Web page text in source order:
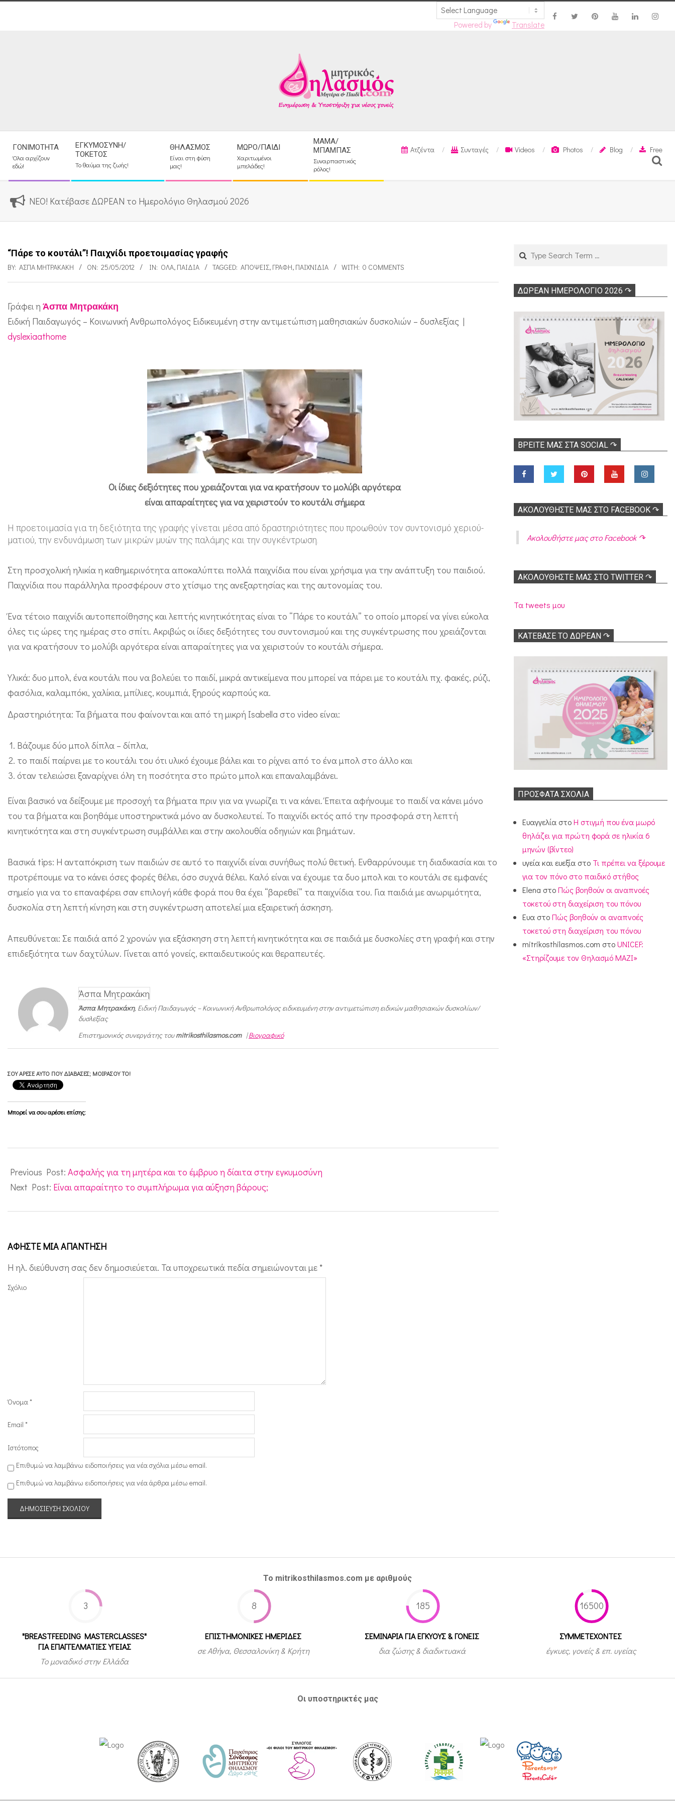
Powered by Translate
Navigation
Menu
ΓΟΝΙΜΌΤΗΤΑ
Όλα αρχίζουν
εδώ!
ΕΓΚΥΜΟΣΎΝΗ/
ΤΟΚΕΤΌΣ
Το θαύμα της ζωής!
ΘΗΛΑΣΜΌΣ
Είναι στη φύση
μας!
ΜΩΡΌ/ΠΑΙΔΊ
Χαριτωμένοι
μπελάδες!
ΜΑΜΆ/
ΜΠΑΜΠΆΣ
Συναρπαστικός
ρόλος!
Ατζέντα Συνταγές Videos Photos Blog
Free
Search
ΝΕΟ! Κατέβασε ΔΩΡΕΑΝ το Ημερολόγιο Θηλασμού 2026
“Πάρε το κουτάλι”! Παιχνίδι προετοιμασίας γραφής
BY: ΆΣΠΑ ΜΗΤΡΑΚΆΚΗ ON: 25/05/2012 IN: ΌΛΑ, ΠΑΙΔΙΑ TAGGED: ΑΠΌΨΕΙΣ, ΓΡΑΦΉ, ΠΑΙΧΝΊΔΙΑ WITH: 0 COMMENTS
“
Π
ι
”
Π
α
χ
δ
ι
ρ
ε
τ
ι
μ
α
ί
α
ς
γ
α
Γράφει η Άσπα Μητρακάκη
Ειδική Παιδαγωγός – Κοινωνική Ανθρωπολόγος Ειδικευμένη στην αντιμετώπιση μαθησιακών δυσκολιών – δυσλεξίας |
dyslexiaathome
Οι ίδιες δεξιότητες που χρειάζονται για να κρατήσουν το μολύβι αργότερα
είναι απαραίτητες για να χειριστούν το κουτάλι σήμερα
Η προετοιμασία για τη δεξιότητα της γραφής γίνεται μέσα από δραστηριότητες που προωθούν τον συντονισμό χεριού-
ματιού, την ενδυνάμωση των μικρών μυών της παλάμης και την συγκέντρωση.
Στη προσχολική ηλικία η καθημερινότητα αποκαλύπτει πολλά παιχνίδια που είναι χρήσιμα για την ανάπτυξη του παιδιού.
Παιχνίδια που παράλληλα προσφέρουν στο χτίσιμο της ανεξαρτησίας και της αυτονομίας του.
Ένα τέτοιο παιχνίδι αυτοπεποίθησης και λεπτής κινητικότητας είναι το “Πάρε το κουτάλι” το οποίο μπορεί να γίνει εύκολα
όλες τις ώρες της ημέρας στο σπίτι. Ακριβώς οι ίδιες δεξιότητες του συντονισμού και της συγκέντρωσης που χρειάζονται
για να κρατήσουν το μολύβι αργότερα είναι απαραίτητες για να χειριστούν το κουτάλι σήμερα.
Υλικά: δυο μπολ, ένα κουτάλι που να βολεύει το παιδί, μικρά αντικείμενα που μπορεί να πάρει με το κουτάλι πχ. φακές, ρύζι,
φασόλια, καλαμπόκι, χαλίκια, μπίλιες, κουμπιά, ξηρούς καρπούς κα.
Δραστηριότητα: Τα βήματα που φαίνονται και από τη μικρή Isabella στο video είναι:
Βάζουμε δύο μπολ δίπλα – δίπλα,
το παιδί παίρνει με το κουτάλι του ότι υλικό έχουμε βάλει και το ρίχνει από το ένα μπολ στο άλλο και
όταν τελειώσει ξαναρίχνει όλη τη ποσότητα στο πρώτο μπολ και επαναλαμβάνει.
Είναι βασικό να δείξουμε με προσοχή τα βήματα πριν για να γνωρίζει τι να κάνει. Έπειτα αφήνουμε το παιδί να κάνει μόνο
του τα βήματα και βοηθάμε υποστηρικτικά μόνο αν δυσκολευτεί. Το παιχνίδι εκτός από την προσφορά στη λεπτή
κινητικότητα και στη συγκέντρωση συμβάλλει και στην ακολουθία οδηγιών και βημάτων.
Βασικά tips: Η ανταπόκριση των παιδιών σε αυτό το παιχνίδι είναι συνήθως πολύ θετική. Ενθαρρύνουμε τη διαδικασία και το
προτρέπουμε να το κάνει όσες φορές θέλει, όσο συχνά θέλει. Καλό είναι να έχουμε τα δυο μπολ και το κουτάλι σε εμφανές
σημείο για να το επαναφέρει σαν επιλογή κάθε φορά που θα έχει “βαρεθεί” τα παιχνίδια του. Για παιδιά με ανωριμότητα,
δυσκολία στη λεπτή κίνηση και στη συγκέντρωση αποτελεί μια εξαιρετική άσκηση.
Απευθύνεται: Σε παιδιά από 2 χρονών για εξάσκηση στη λεπτή κινητικότητα και σε παιδιά με δυσκολίες στη γραφή και στην
επιδεξιότητα των δαχτύλων. Γίνεται από γονείς, εκπαιδευτικούς και θεραπευτές.
Άσπα Μητρακάκη
Άσπα Μητρακάκη, Ειδική Παιδαγωγός – Κοινωνική Ανθρωπολόγος ειδικευμένη στην αντιμετώπιση ειδικών μαθησιακών δυσκολίων/
δυσλεξίας
Επιστημονικός συνεργάτης τουmitrikosthilasmos.com|Βιογραφικό
ΣΟΥ ΆΡΕΣΕ ΑΥΤΌ ΠΟΥ ΔΙΆΒΑΣΕΣ; ΜΟΙΡΆΣΟΥ ΤΟ!
Μπορεί να σου αρέσει επίσης:
05-
25
Previous Post: Ασφαλής για τη μητέρα και το έμβρυο η δίαιτα στην εγκυμοσύνη
Next Post: Είναι απαραίτητο το συμπλήρωμα για αύξηση βάρους;
ΑΦΉΣΤΕ ΜΙΑ ΑΠΆΝΤΗΣΗ
Η ηλ. διεύθυνση σας δεν δημοσιεύεται. Τα υποχρεωτικά πεδία σημειώνονται με *
Σχόλιο
Όνομα *
Email *
Ιστότοπος
Επιθυμώ να λαμβάνω ειδοποιήσεις για νέα σχόλια μέσω email.
Επιθυμώ να λαμβάνω ειδοποιήσεις για νέα άρθρα μέσω email.
Search
ΔΩΡΕΑΝ ΗΜΕΡΟΛΟΓΙΟ 2026 ↷
ΒΡΕΊΤΕ ΜΑΣ ΣΤΑ SOCIAL ↷
ΑΚΟΛOΥΘΉΣΤΕ ΜΑΣ ΣΤΟ FACEBOOK ↷
Ακολoυθήστε μας στο Facebook ↷
ΑΚΟΛΟΥΘΉΣΤΕ ΜΑΣ ΣΤΟ TWITTER ↷
Τα tweets μου
ΚΑΤΕΒΑΣΕ ΤΟ ΔΩΡΕΑΝ ↷
ΠΡΌΣΦΑΤΑ ΣΧΌΛΙΑ
Ευαγγελία στοΗ στιγμή που ένα μωρό
θηλάζει για πρώτη φορά σε ηλικία 6
μηνών (βίντεο)
υγεία και ευεξία στο Τι πρέπει να ξέρουμε
για τον πόνο στο παιδικό στήθος
Elena στοΠώς βοηθούν οι αναπνοές
τοκετού στη διαχείριση του πόνου
Ευα στοΠώς βοηθούν οι αναπνοές
τοκετού στη διαχείριση του πόνου
mitrikosthilasmos.com στοUNICEF:
«Στηρίζουμε τον Θηλασμό ΜΑΖΙ»
Το mitrikosthilasmos.com με αριθμούς
3
"BREASTFEEDING MASTERCLASSES"
ΓΙΑ ΕΠΑΓΓΕΛΜΑΤΙΕΣ ΥΓΕΙΑΣ
Το μοναδικό στην Ελλάδα
8
ΕΠΙΣΤΗΜΟΝΙΚΕΣ ΗΜΕΡΙΔΕΣ
σε Αθήνα, Θεσσαλονίκη & Κρήτη
185
ΣΕΜΙΝΑΡΙΑ ΓΙΑ ΕΓΚΥΟΥΣ & ΓΟΝΕΙΣ
δια ζώσης & διαδικτυακά
16500
ΣΥΜΜΕΤEΧΟΝΤΕΣ
έγκυες, γονείς & επ. υγείας
Οι υποστηρικτές μας